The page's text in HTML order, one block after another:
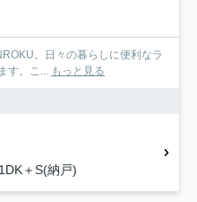
。日々の暮らしに便利なラ
す。こ... もっと見る
＋S(納戸)